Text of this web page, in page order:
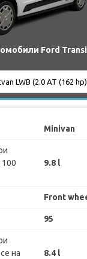
Ford
Minivan
100
9.8 l
Front
95
на
8.4 l